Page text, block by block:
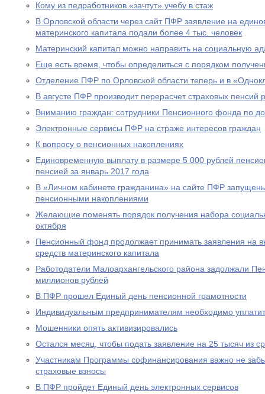
Кому из педработников «зачтут» учебу в стаж
В Орловской области через сайт ПФР заявление на
материнского капитала подали более 4 тыс. человек
Материнский капитал можно направить на социальную
Еще есть время, чтобы определиться с порядком
Отделение ПФР по Орловской области теперь и в
В августе ПФР производит перерасчет страховых
Вниманию граждан: сотрудники Пенсионного фонда по
Электронные сервисы ПФР на страже интересов граждан
К вопросу о пенсионных накоплениях
Единовременную выплату в размере 5 000 рублей
пенсией за январь 2017 года
В «Личном кабинете гражданина» на сайте ПФР
пенсионными накоплениями
Желающие поменять порядок получения набора
октября
Пенсионный фонд продолжает принимать заявления на
средств материнского капитала
Работодатели Малоархангельского района задолжали
миллионов рублей
В ПФР прошел Единый день пенсионной грамотности
Индивидуальным предпринимателям необходимо
Мошенники опять активизировались
Остался месяц, чтобы подать заявление на 25 тысяч из
Участникам Программы софинансирования важно не
страховые взносы
В ПФР пройдет Единый день электронных сервисов